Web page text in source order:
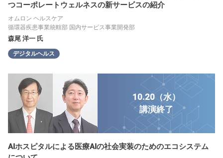
つコーポレートウェルネスの新サービスの紹介
オムロン ヘルスケア
循環器疾患事業統轄部 国内サービス事業開発部
森尾 洋一 氏
デジタルヘルス
10.20（水）
講演終了
AIホスピタルによる医療AIの社会実装のためのエコシステム